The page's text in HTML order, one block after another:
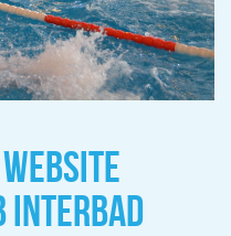
INTERBAD